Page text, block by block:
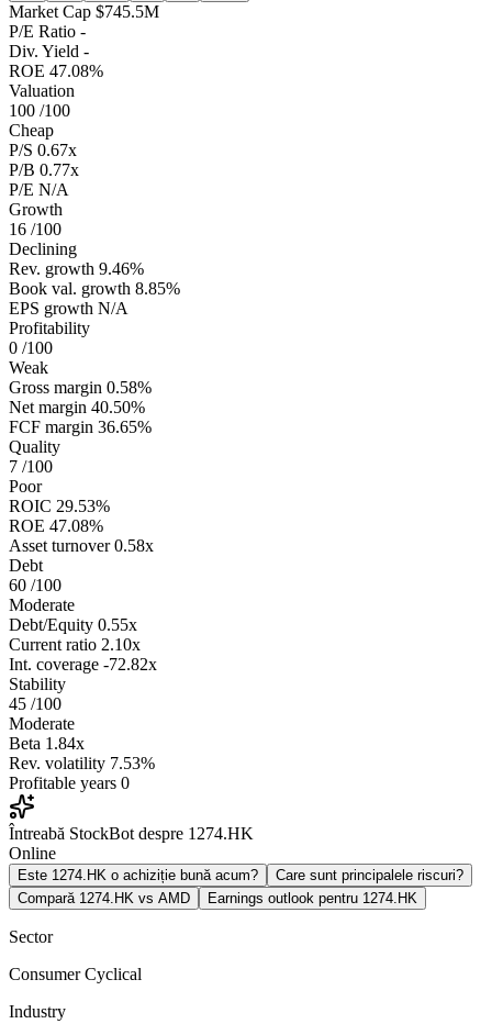
Market Cap $745.5M
P/E Ratio -
Div. Yield -
ROE 47.08%
Valuation
100 /100
Cheap
P/S 0.67x
P/B 0.77x
P/E N/A
Growth
16 /100
Declining
Rev. growth 9.46%
Book val. growth 8.85%
EPS growth N/A
Profitability
0 /100
Weak
Gross margin 0.58%
Net margin 40.50%
FCF margin 36.65%
Quality
7 /100
Poor
ROIC 29.53%
ROE 47.08%
Asset turnover 0.58x
Debt
60 /100
Moderate
Debt/Equity 0.55x
Current ratio 2.10x
Int. coverage -72.82x
Stability
45 /100
Moderate
Beta 1.84x
Rev. volatility 7.53%
Profitable years 0
Întreabă StockBot despre 1274.HK
Online
Este 1274.HK o achiziție bună acum?
Care sunt principalele riscuri?
Compară 1274.HK vs AMD
Earnings outlook pentru 1274.HK
Sector
Consumer Cyclical
Industry